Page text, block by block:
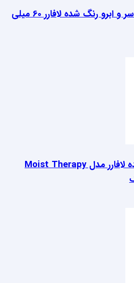
تونیک ضد ریزش مو سر و ابرو رنگ شده لافارر 60 میلی
ماسک مو حالت دهنده لافارر مدل Moist Therapy